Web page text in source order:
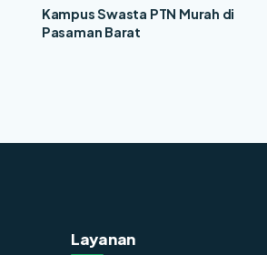
Kampus Swasta PTN Murah di
Pasaman Barat
Layanan